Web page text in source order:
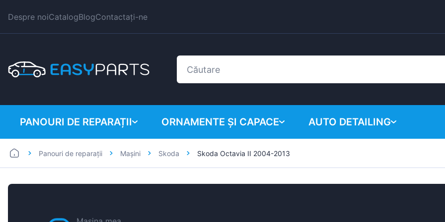
Despre noiCatalogBlogContactați-ne
PANOURI DE REPARAȚII
Autoutilitare
ORNAMENTE ȘI CAPACE
BMW
AUTO DETAILING
Panouri de reparații Mașini Skoda Skoda Octavia II 2004-2013